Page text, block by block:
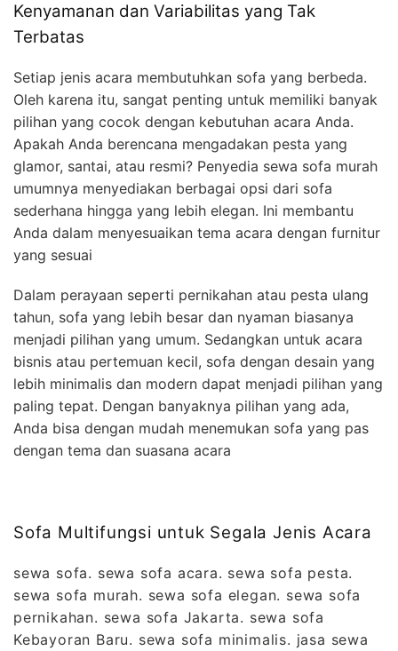
Kenyamanan dan Variabilitas yang Tak
Terbatas
Setiap jenis acara membutuhkan sofa yang berbeda.
Oleh karena itu, sangat penting untuk memiliki banyak
pilihan yang cocok dengan kebutuhan acara Anda.
Apakah Anda berencana mengadakan pesta yang
glamor, santai, atau resmi? Penyedia sewa sofa murah
umumnya menyediakan berbagai opsi dari sofa
sederhana hingga yang lebih elegan. Ini membantu
Anda dalam menyesuaikan tema acara dengan furnitur
yang sesuai
Dalam perayaan seperti pernikahan atau pesta ulang
tahun, sofa yang lebih besar dan nyaman biasanya
menjadi pilihan yang umum. Sedangkan untuk acara
bisnis atau pertemuan kecil, sofa dengan desain yang
lebih minimalis dan modern dapat menjadi pilihan yang
paling tepat. Dengan banyaknya pilihan yang ada,
Anda bisa dengan mudah menemukan sofa yang pas
dengan tema dan suasana acara
Sofa Multifungsi untuk Segala Jenis Acara
sewa sofa. sewa sofa acara. sewa sofa pesta.
sewa sofa murah. sewa sofa elegan. sewa sofa
pernikahan. sewa sofa Jakarta. sewa sofa
Kebayoran Baru. sewa sofa minimalis. jasa sewa